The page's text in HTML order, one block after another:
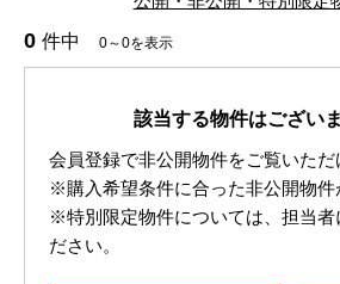
0 件中 0～0を表示
該当する物件はございま
会員登録で非公開物件をご覧いただ
※購入希望条件に合った非公開物件
※特別限定物件については、担当者
ださい。